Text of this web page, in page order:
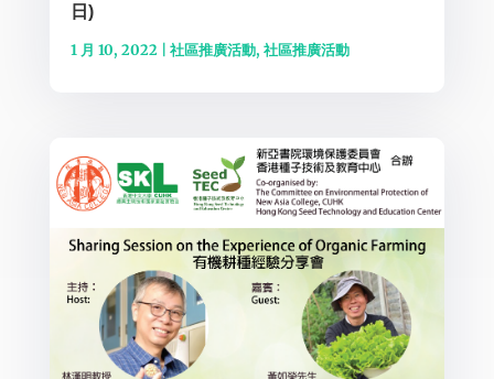
日)
1 月 10, 2022 社區推廣活動, 社區推廣活動